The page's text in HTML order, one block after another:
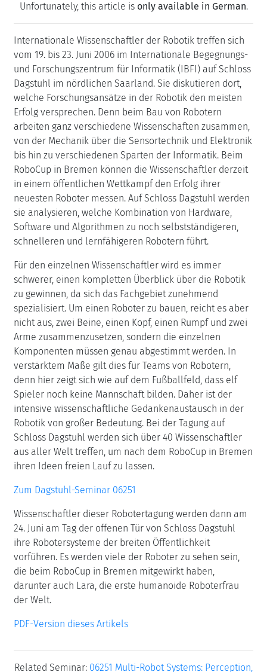
Unfortunately, this article is only available in German.
Internationale Wissenschaftler der Robotik treffen sich
vom 19. bis 23. Juni 2006 im Internationale Begegnungs-
und Forschungszentrum für Informatik (IBFI) auf Schloss
Dagstuhl im nördlichen Saarland. Sie diskutieren dort,
welche Forschungsansätze in der Robotik den meisten
Erfolg versprechen. Denn beim Bau von Robotern
arbeiten ganz verschiedene Wissenschaften zusammen,
von der Mechanik über die Sensortechnik und Elektronik
bis hin zu verschiedenen Sparten der Informatik. Beim
RoboCup in Bremen können die Wissenschaftler derzeit
in einem öffentlichen Wettkampf den Erfolg ihrer
neuesten Roboter messen. Auf Schloss Dagstuhl werden
sie analysieren, welche Kombination von Hardware,
Software und Algorithmen zu noch selbstständigeren,
schnelleren und lernfähigeren Robotern führt.
Für den einzelnen Wissenschaftler wird es immer
schwerer, einen kompletten Überblick über die Robotik
zu gewinnen, da sich das Fachgebiet zunehmend
spezialisiert. Um einen Roboter zu bauen, reicht es aber
nicht aus, zwei Beine, einen Kopf, einen Rumpf und zwei
Arme zusammenzusetzen, sondern die einzelnen
Komponenten müssen genau abgestimmt werden. In
verstärktem Maße gilt dies für Teams von Robotern,
denn hier zeigt sich wie auf dem Fußballfeld, dass elf
Spieler noch keine Mannschaft bilden. Daher ist der
intensive wissenschaftliche Gedankenaustausch in der
Robotik von großer Bedeutung. Bei der Tagung auf
Schloss Dagstuhl werden sich über 40 Wissenschaftler
aus aller Welt treffen, um nach dem RoboCup in Bremen
ihren Ideen freien Lauf zu lassen.
Zum Dagstuhl-Seminar 06251
Wissenschaftler dieser Robotertagung werden dann am
24. Juni am Tag der offenen Tür von Schloss Dagstuhl
ihre Robotersysteme der breiten Öffentlichkeit
vorführen. Es werden viele der Roboter zu sehen sein,
die beim RoboCup in Bremen mitgewirkt haben,
darunter auch Lara, die erste humanoide Roboterfrau
der Welt.
PDF-Version dieses Artikels
Related Seminar: 06251 Multi-Robot Systems: Perception,